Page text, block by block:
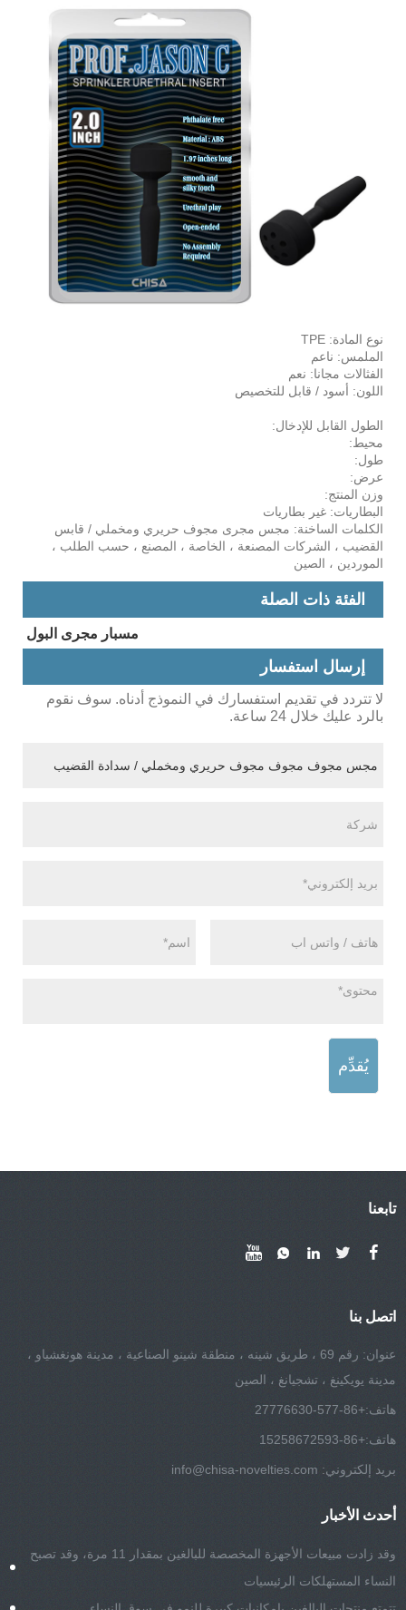
نوع المادة: TPE
الملمس: ناعم
الفثالات مجانا: نعم
اللون: أسود / قابل للتخصيص
الطول القابل للإدخال:
محيط:
طول:
عرض:
وزن المنتج:
البطاريات: غير بطاريات
الكلمات الساخنة: مجس مجرى مجوف حريري ومخملي / قابس
القضيب ، الشركات المصنعة ، الخاصة ، المصنع ، حسب الطلب ،
الموردين ، الصين
الفئة ذات الصلة
مسبار مجرى البول
إرسال استفسار
لا تتردد في تقديم استفسارك في النموذج أدناه. سوف نقوم
بالرد عليك خلال 24 ساعة.
يُقدِّم
تابعنا
اتصل بنا
عنوان: رقم 69 ، طريق شينه ، منطقة شينو الصناعية ، مدينة هونغشياو ،
مدينة يويكينغ ، تشجيانغ ، الصين
هاتف:+86-577-27776630
هاتف:+86-15258672593
بريد إلكتروني: info@chisa-novelties.com
أحدث الأخبار
وقد زادت مبيعات الأجهزة المخصصة للبالغين بمقدار 11 مرة، وقد تصبح
النساء المستهلكات الرئيسيات